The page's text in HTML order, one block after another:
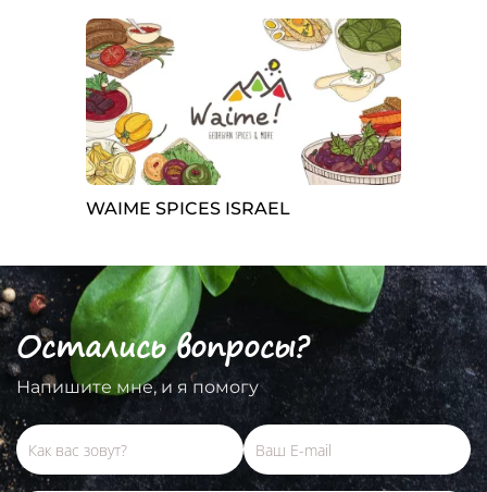
WAIME SPICES ISRAEL
Остались вопросы?
Напишите мне, и я помогу